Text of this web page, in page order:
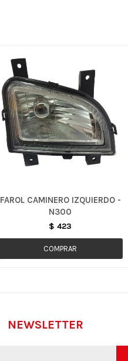
FAROL CAMINERO IZQUIERDO -
N300
$ 423
NEWSLETTER